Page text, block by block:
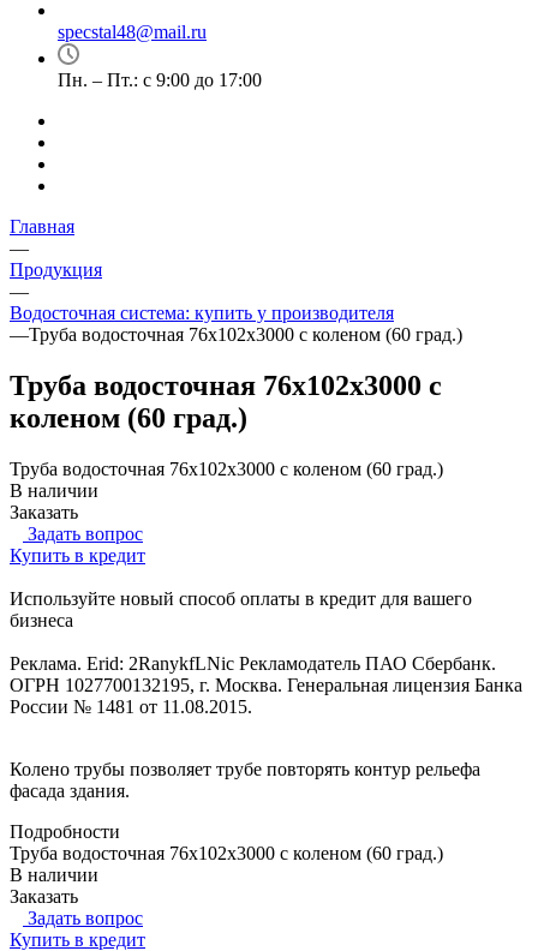
specstal48@mail.ru
Пн. – Пт.: с 9:00 до 17:00
Главная
—
Продукция
—
Водосточная система: купить у производителя
—Труба водосточная 76х102х3000 с коленом (60 град.)
Труба водосточная 76х102х3000 с
коленом (60 град.)
Труба водосточная 76х102х3000 с коленом (60 град.)
В наличии
Заказать
Задать вопрос
Купить в кредит
Используйте новый способ оплаты в кредит для вашего
бизнеса
Реклама. Erid: 2RanykfLNic Рекламодатель ПАО Сбербанк.
ОГРН 1027700132195, г. Москва. Генеральная лицензия Банка
России № 1481 от 11.08.2015.
Колено трубы позволяет трубе повторять контур рельефа
фасада здания.
Подробности
Труба водосточная 76х102х3000 с коленом (60 град.)
В наличии
Заказать
Задать вопрос
Купить в кредит